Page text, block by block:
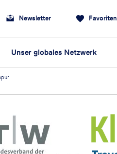
Newsletter Favoriten
Unser globales Netzwerk